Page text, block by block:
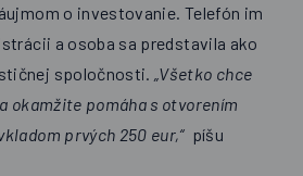
o investovanie. Telefón im
a osoba sa predstavila ako
spoločnosti.
„Všetko chce
okamžite pomáha s otvorením
prvých 250 eur,“ píšu